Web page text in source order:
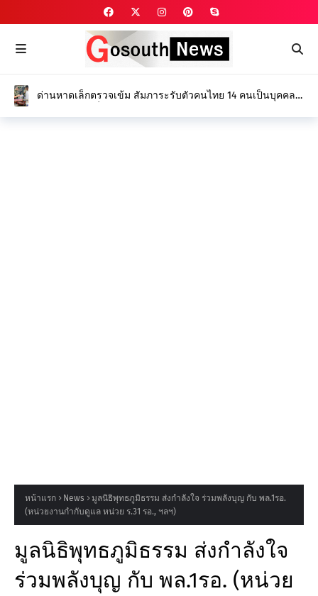
ด่านหาดเล็กตรวจเข้ม สัมภาระรับตัวคนไทย 14 คนเป็นบุคคล
หน้าแรก News
มูลนิธิพุทธภูมิธรรม ส่งกำลังใจ ร่วมพลังบุญ กับ พล.1รอ.
(หน่วยงานกำกับดูแล หน่วย ร.31 รอ., ฯลฯ)
มูลนิธิพุทธภูมิธรรม ส่งกำลังใจ
ร่วมพลังบุญ กับ พล.1รอ. (หน่วย